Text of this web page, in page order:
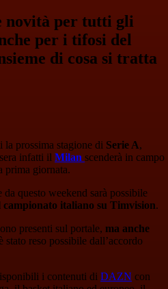
novità per tutti gli
per i tifosi del
di cosa si tratta
prossima stagione di Serie A,
infatti il Milan scenderà in campo
prima giornata.
da questo weekend sarà possibile
italiano su Timvision.
presenti sul portale, ma anche
stato reso possibile dall’accordo
i contenuti di DAZN con